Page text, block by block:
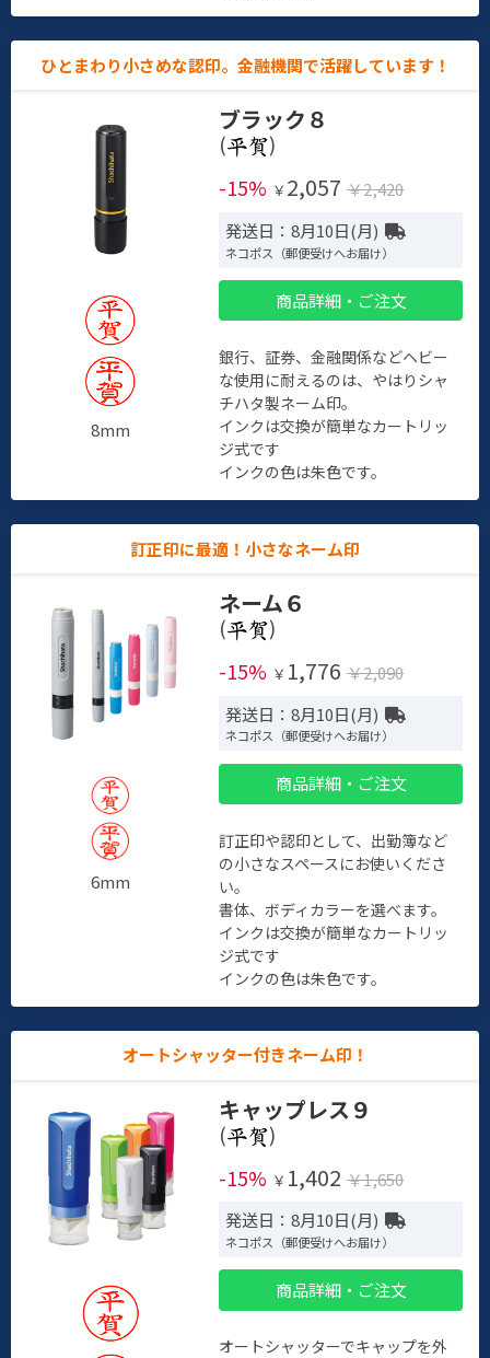
ひとまわり小さめな認印。金融機関で活躍しています！
8mm
ブラック８
(
)
-15% ￥ 2,057 ￥2,420
発送日：8月10日(月)
ネコポス（郵便受けへお届け）
商品詳細・ご注文
銀行、証券、金融関係などヘビー
な使用に耐えるのは、やはりシャ
チハタ製ネーム印。
インクは交換が簡単なカートリッ
ジ式です
インクの色は朱色です。
訂正印に最適！小さなネーム印
6mm
ネーム６
(
)
-15% ￥ 1,776 ￥2,090
発送日：8月10日(月)
ネコポス（郵便受けへお届け）
商品詳細・ご注文
訂正印や認印として、出勤簿など
の小さなスペースにお使いくださ
い。
書体、ボディカラーを選べます。
インクは交換が簡単なカートリッ
ジ式です
インクの色は朱色です。
オートシャッター付きネーム印！
キャップレス９
(
)
-15% ￥ 1,402 ￥1,650
発送日：8月10日(月)
ネコポス（郵便受けへお届け）
商品詳細・ご注文
オートシャッターでキャップを外